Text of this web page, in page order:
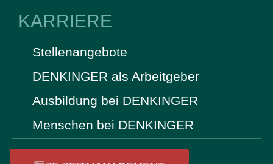
KARRIERE
Stellenangebote
DENKINGER als Arbeitgeber
Ausbildung bei DENKINGER
Menschen bei DENKINGER